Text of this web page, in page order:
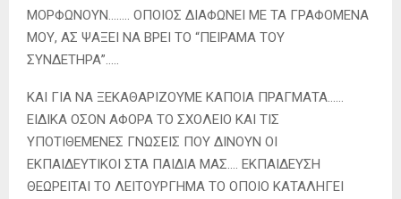
ΜΟΡΦΩΝΟΥΝ…….. ΟΠΟΙΟΣ ΔΙΑΦΩΝΕΙ ΜΕ ΤΑ ΓΡΑΦΟΜΕΝΑ
ΜΟΥ, ΑΣ ΨΑΞΕΙ ΝΑ ΒΡΕΙ ΤΟ “ΠΕΙΡΑΜΑ ΤΟΥ
ΣΥΝΔΕΤΗΡΑ”…..
ΚΑΙ ΓΙΑ ΝΑ ΞΕΚΑΘΑΡΙΖΟΥΜΕ ΚΑΠΟΙΑ ΠΡΑΓΜΑΤΑ……
ΕΙΔΙΚΑ ΟΣΟΝ ΑΦΟΡΑ ΤΟ ΣΧΟΛΕΙΟ ΚΑΙ ΤΙΣ
ΥΠΟΤΙΘΕΜΕΝΕΣ ΓΝΩΣΕΙΣ ΠΟΥ ΔΙΝΟΥΝ ΟΙ
ΕΚΠΑΙΔΕΥΤΙΚΟΙ ΣΤΑ ΠΑΙΔΙΑ ΜΑΣ…. ΕΚΠΑΙΔΕΥΣΗ
ΘΕΩΡΕΙΤΑΙ ΤΟ ΛΕΙΤΟΥΡΓΗΜΑ ΤΟ ΟΠΟΙΟ ΚΑΤΑΛΗΓΕΙ